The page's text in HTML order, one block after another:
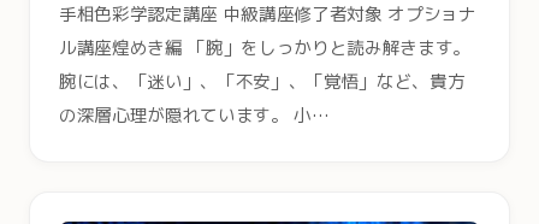
手相色彩学認定講座 中級講座修了者対象 オプショナ
ル講座煌めき編 「腕」をしっかりと読み解きます。
腕には、「迷い」、「不安」、「覚悟」など、貴方
の深層心理が隠れています。 小…